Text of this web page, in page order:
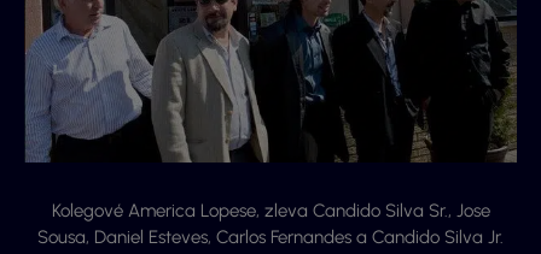
Kolegové America Lopese, zleva Candido Silva Sr., Jose
Sousa, Daniel Esteves, Carlos Fernandes a Candido Silva Jr.